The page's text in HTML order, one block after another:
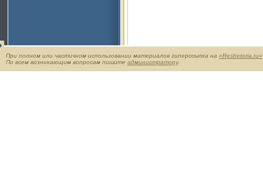
При полном или частичном использовании материалов гиперссылка на «Reshetoria.ru»
По всем возникающим вопросам пишите администратору.